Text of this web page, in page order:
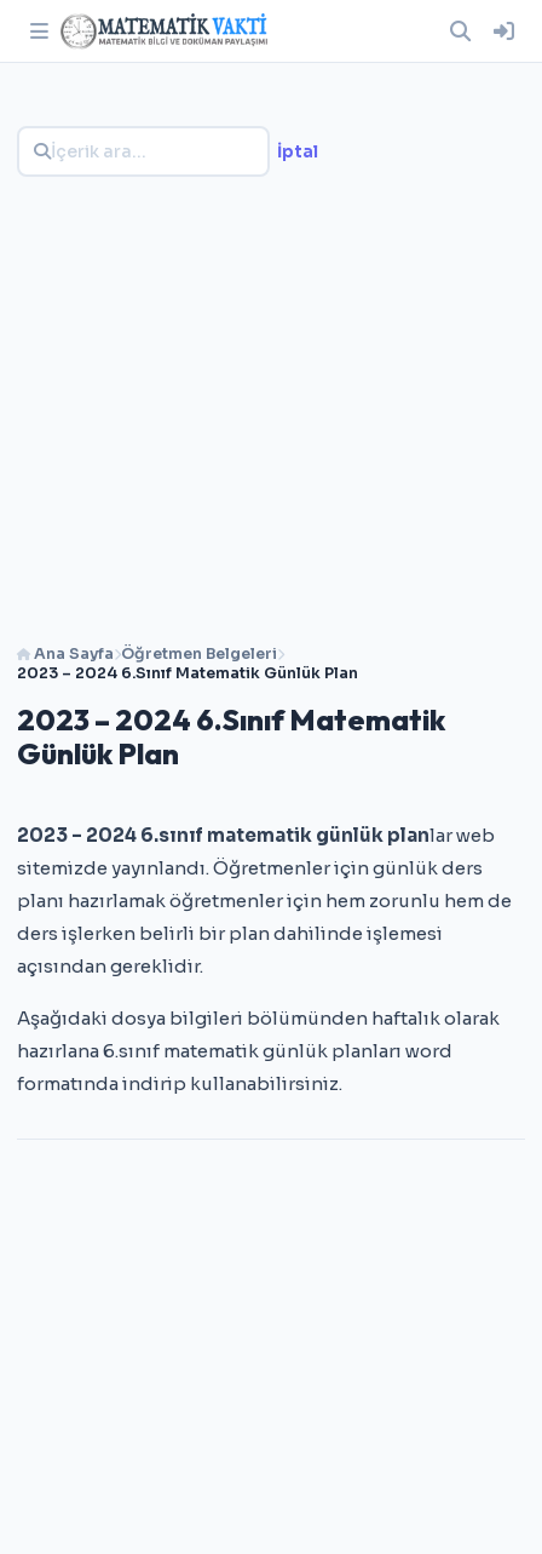
Ana Sayfa Öğretmen Belgeleri
2023 – 2024 6.Sınıf Matematik Günlük Plan
2023 – 2024 6.Sınıf Matematik
Günlük Plan
2023 – 2024 6.sınıf matematik günlük planlar web
sitemizde yayınlandı. Öğretmenler için günlük ders
planı hazırlamak öğretmenler için hem zorunlu hem de
ders işlerken belirli bir plan dahilinde işlemesi
açısından gereklidir.
Aşağıdaki dosya bilgileri bölümünden haftalık olarak
hazırlana 6.sınıf matematik günlük planları word
formatında indirip kullanabilirsiniz.
İptal